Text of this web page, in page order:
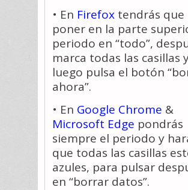
• En Firefox tendrás que
poner en la parte
periodo en “todo”,
marca todas las casillas
luego pulsa el botón
ahora”.
• En Google Chrome &
Microsoft Edge pondrás
siempre el periodo y
que todas las casillas
azules, para pulsar
en “borrar datos”.